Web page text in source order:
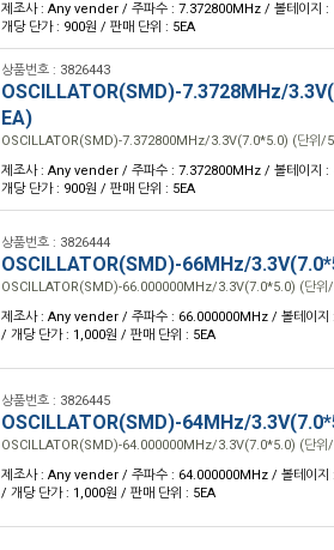
제조사 : Any vender / 주파수 : 7.372800MHz / 볼테이지
개당 단가 : 900원 / 판매 단위 : 5EA
상품번호 : 3826443
OSCILLATOR(SMD)-7.3728MHz/
EA)
OSCILLATOR(SMD)-7.372800MHz/3.3V(7.0*5.0) (단위/
제조사 : Any vender / 주파수 : 7.372800MHz / 볼테이지
개당 단가 : 900원 / 판매 단위 : 5EA
상품번호 : 3826444
OSCILLATOR(SMD)-66MHz/
OSCILLATOR(SMD)-66.000000MHz/3.3V(7.0*5.0) (단위
제조사 : Any vender / 주파수 : 66.000000MHz / 볼테이지
/ 개당 단가 : 1,000원 / 판매 단위 : 5EA
상품번호 : 3826445
OSCILLATOR(SMD)-64MHz/
OSCILLATOR(SMD)-64.000000MHz/3.3V(7.0*5.0) (단위
제조사 : Any vender / 주파수 : 64.000000MHz / 볼테이지
/ 개당 단가 : 1,000원 / 판매 단위 : 5EA